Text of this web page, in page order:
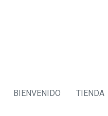
BIENVENIDO TIENDA